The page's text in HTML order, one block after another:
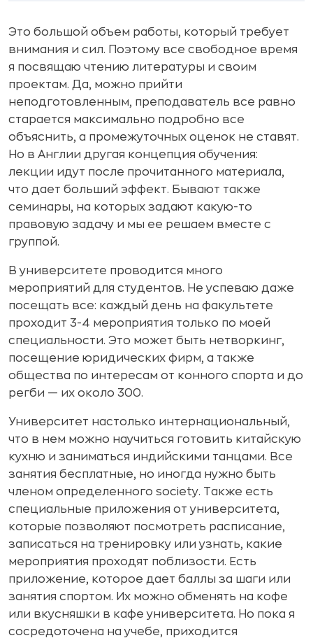
Это большой объем работы, который требует
внимания и сил. Поэтому все свободное время
я посвящаю чтению литературы и своим
проектам. Да, можно прийти
неподготовленным, преподаватель все равно
старается максимально подробно все
объяснить, а промежуточных оценок не ставят.
Но в Англии другая концепция обучения:
лекции идут после прочитанного материала,
что дает больший эффект. Бывают также
семинары, на которых задают какую-то
правовую задачу и мы ее решаем вместе с
группой.
В университете проводится много
мероприятий для студентов. Не успеваю даже
посещать все: каждый день на факультете
проходит 3-4 мероприятия только по моей
специальности. Это может быть нетворкинг,
посещение юридических фирм, а также
общества по интересам от конного спорта и до
регби — их около 300.
Университет настолько интернациональный,
что в нем можно научиться готовить китайскую
кухню и заниматься индийскими танцами. Все
занятия бесплатные, но иногда нужно быть
членом определенного society. Также есть
специальные приложения от университета,
которые позволяют посмотреть расписание,
записаться на тренировку или узнать, какие
мероприятия проходят поблизости. Есть
приложение, которое дает баллы за шаги или
занятия спортом. Их можно обменять на кофе
или вкусняшки в кафе университета. Но пока я
сосредоточена на учебе, приходится